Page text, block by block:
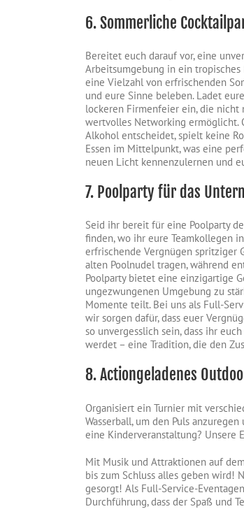
6. Sommerliche
Bereitet euch darauf vor, eine
Arbeitsumgebung in ein
eine Vielzahl von erfrischenden
und eure Sinne beleben. Ladet
lockeren Firmenfeier ein, die
wertvolles Networking ermöglicht.
Alkohol entscheidet, spielt keine
Essen im Mittelpunkt, was eine
neuen Licht kennenzulernen und
7. Poolparty für das
Seid ihr bereit für eine Poolparty
finden, wo ihr eure Teamkollegen
erfrischende Vergnügen spritziger
alten Poolnudel tragen, während
Poolparty bietet eine einzigartige
ungezwungenen Umgebung zu
Momente teilt. Bei uns als Full-
wir sorgen dafür, dass euer
so unvergesslich sein, dass ihr
werdet – eine Tradition, die den
8. Actiongeladenes
Organisiert ein Turnier mit
Wasserball, um den Puls
eine Kinderveranstaltung? Unsere
Mit Musik und Attraktionen auf
bis zum Schluss alles geben wird!
gesorgt! Als Full-Service-
Durchführung, dass der Spaß und